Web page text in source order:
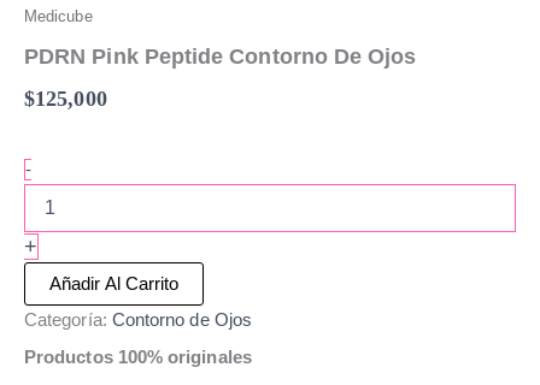
Medicube
PDRN Pink Peptide Contorno De Ojos
$125,000
-
+
Añadir Al Carrito
Categoría: Contorno de Ojos
Productos 100% originales